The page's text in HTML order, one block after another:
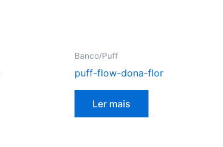
Banco/Puff
puff-flow-dona-flor
Ler mais